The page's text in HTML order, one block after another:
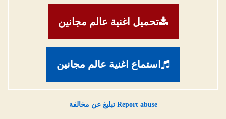
تحميل اغنية عالم مجانين
استماع اغنية عالم مجانين
Report abuse تبليغ عن مخالفة